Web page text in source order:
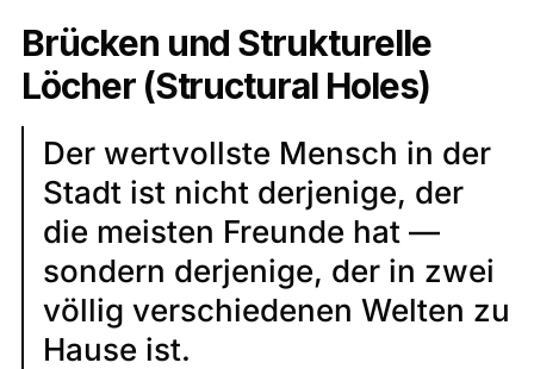
Brücken und Strukturelle
Löcher (Structural Holes)
Der wertvollste Mensch in der
Stadt ist nicht derjenige, der
die meisten Freunde hat —
sondern derjenige, der in zwei
völlig verschiedenen Welten zu
Hause ist.